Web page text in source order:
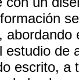
estudio de
escrito,